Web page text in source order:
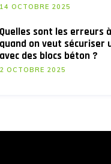
14 OCTOBRE 2025
Quelles sont les erreurs
quand on veut sécuriser
avec des blocs béton ?
2 OCTOBRE 2025